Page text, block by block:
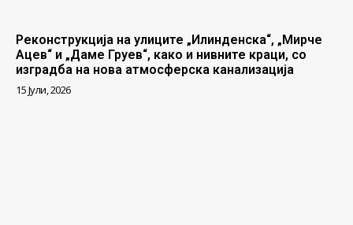
Реконструкција на улиците „Илинденска“, „Мирче
Ацев“ и „Даме Груев“, како и нивните краци, со
изградба на нова атмосферска канализација
15 Јули, 2026